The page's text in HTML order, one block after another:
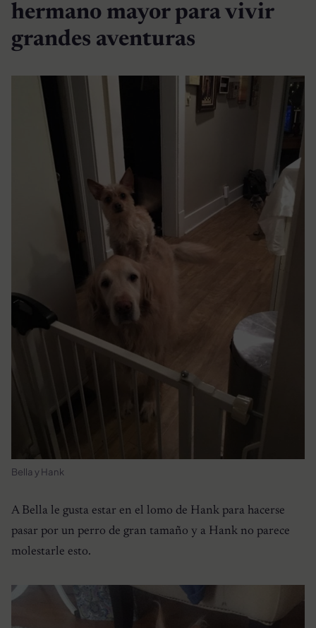
hermano mayor para vivir
grandes aventuras
Bella y Hank
A Bella le gusta estar en el lomo de Hank para hacerse
pasar por un perro de gran tamaño y a Hank no parece
molestarle esto.